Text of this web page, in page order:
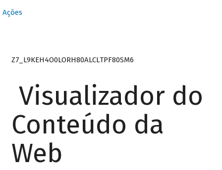
Ações
Z7_L9KEH4O0LORH80ALCLTPF80SM6
Visualizador do
Conteúdo da
Web